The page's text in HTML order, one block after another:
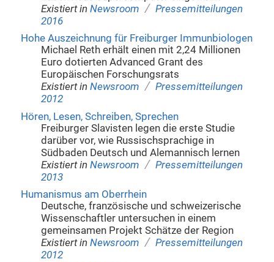
Existiert in Newsroom / Pressemitteilungen
2016
Hohe Auszeichnung für Freiburger Immunbiologen
Michael Reth erhält einen mit 2,24 Millionen
Euro dotierten Advanced Grant des
Europäischen Forschungsrats
Existiert in Newsroom / Pressemitteilungen
2012
Hören, Lesen, Schreiben, Sprechen
Freiburger Slavisten legen die erste Studie
darüber vor, wie Russischsprachige in
Südbaden Deutsch und Alemannisch lernen
Existiert in Newsroom / Pressemitteilungen
2013
Humanismus am Oberrhein
Deutsche, französische und schweizerische
Wissenschaftler untersuchen in einem
gemeinsamen Projekt Schätze der Region
Existiert in Newsroom / Pressemitteilungen
2012